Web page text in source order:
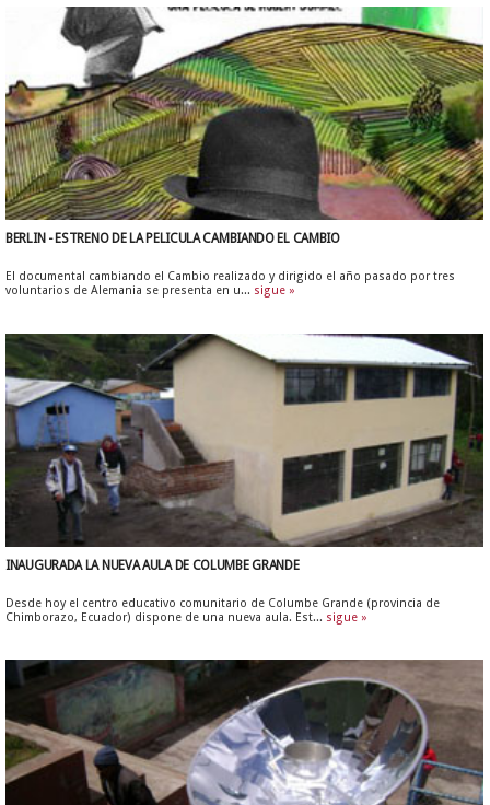
BERLIN - ESTRENO DE LA PELICULA CAMBIANDO EL CAMBIO
El documental cambiando el Cambio realizado y dirigido el año pasado por tres
voluntarios de Alemania se presenta en u... sigue »
INAUGURADA LA NUEVA AULA DE COLUMBE GRANDE
Desde hoy el centro educativo comunitario de Columbe Grande (provincia de
Chimborazo, Ecuador) dispone de una nueva aula. Est... sigue »